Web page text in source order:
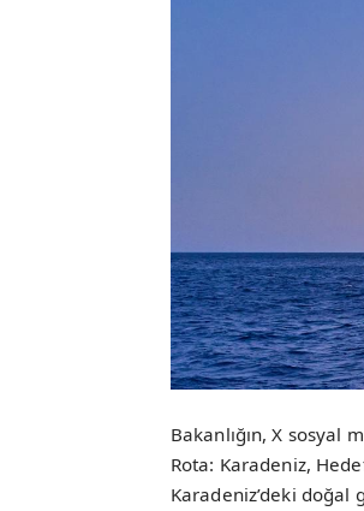
Bakanlığın, X sosyal
Rota: Karadeniz,
Karadeniz’deki doğal